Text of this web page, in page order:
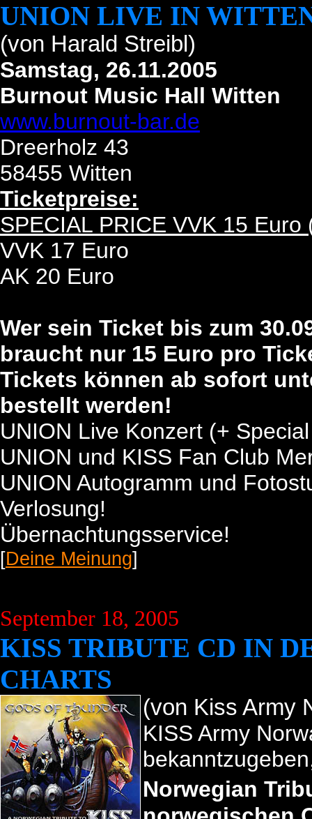
UNION LIVE IN
(von Harald Streibl)
Samstag, 26.11.2005
Burnout Music Hall Witten
www.burnout-bar.de
Dreerholz 43
58455 Witten
Ticketpreise:
SPECIAL PRICE VVK 15 Euro
VVK 17 Euro
AK 20 Euro
Wer sein Ticket bis zum
braucht nur 15 Euro pro
Tickets können ab sofort
bestellt werden!
UNION Live Konzert (+
UNION und KISS Fan Club
UNION Autogramm und
Verlosung!
Übernachtungsservice!
[Deine Meinung]
September 18, 2005
KISS TRIBUTE CD IN
CHARTS
(von Kiss Army
KISS Army
Norwegian